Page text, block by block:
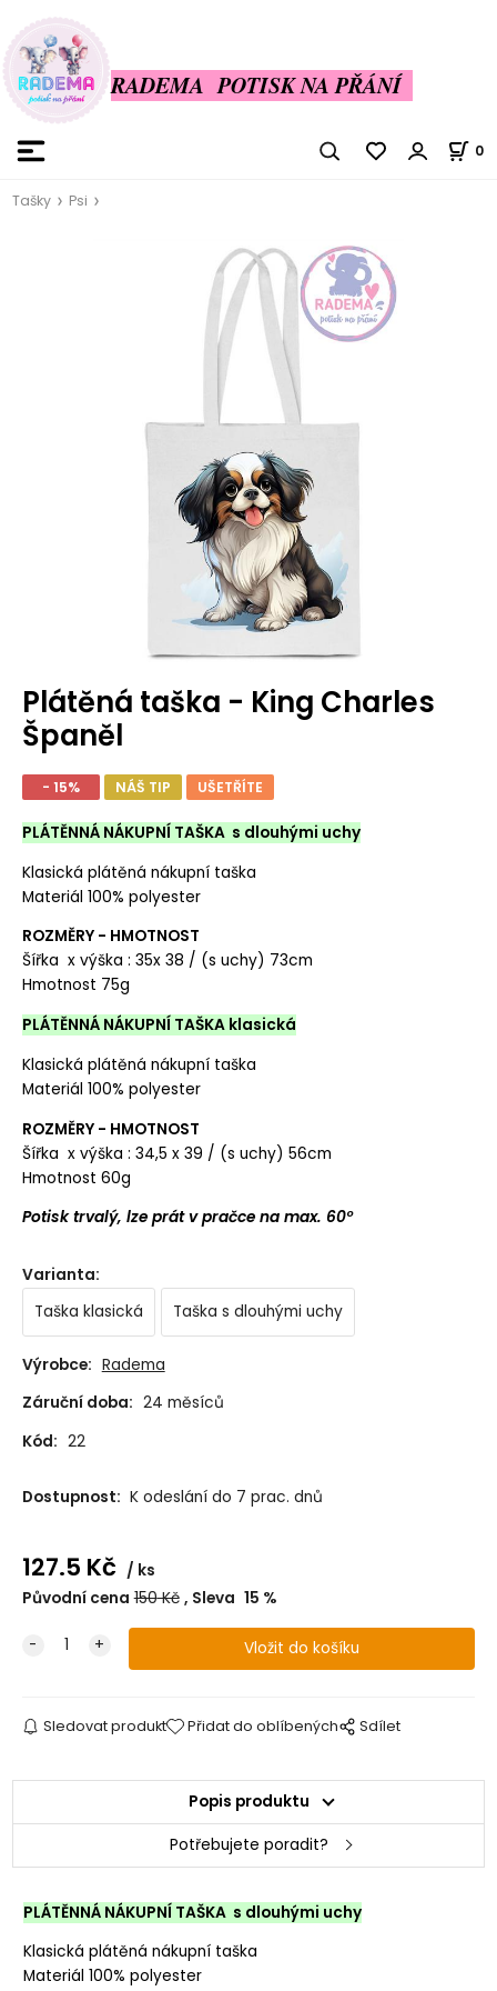
RADEMA POTISK NA PŘÁNÍ
0
Tašky Psi
Plátěná taška - King Charles
Španěl
- 15% NÁŠ TIP UŠETŘÍTE
PLÁTĚNNÁ NÁKUPNÍ TAŠKA s dlouhými uchy
Klasická plátěná nákupní taška
Materiál 100% polyester
ROZMĚRY - HMOTNOST
Šířka x výška : 35x 38 / (s uchy) 73cm
Hmotnost 75g
PLÁTĚNNÁ NÁKUPNÍ TAŠKA klasická
Klasická plátěná nákupní taška
Materiál 100% polyester
ROZMĚRY - HMOTNOST
Šířka x výška : 34,5 x 39 / (s uchy) 56cm
Hmotnost 60g
Potisk trvalý, lze prát v pračce na max. 60°
Varianta:
Taška klasická
Taška s dlouhými uchy
Výrobce: Radema
Záruční doba: 24 měsíců
Kód: 22
Dostupnost: K odeslání do 7 prac. dnů
127.5 Kč
ks
Původní cena 150Kč Sleva 15 %
Sledovat produkt Přidat do oblíbených Sdílet
Popis produktu
Potřebujete poradit?
PLÁTĚNNÁ NÁKUPNÍ TAŠKA s dlouhými uchy
Klasická plátěná nákupní taška
Materiál 100% polyester